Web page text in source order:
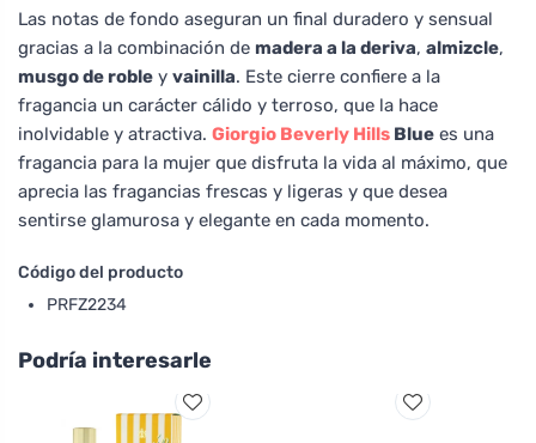
Las notas de fondo aseguran un final duradero y sensual
gracias a la combinación de madera a la deriva, almizcle,
musgo de roble y vainilla. Este cierre confiere a la
fragancia un carácter cálido y terroso, que la hace
inolvidable y atractiva. Giorgio Beverly Hills Blue es una
fragancia para la mujer que disfruta la vida al máximo, que
aprecia las fragancias frescas y ligeras y que desea
sentirse glamurosa y elegante en cada momento.
Código del producto
PRFZ2234
Podría interesarle